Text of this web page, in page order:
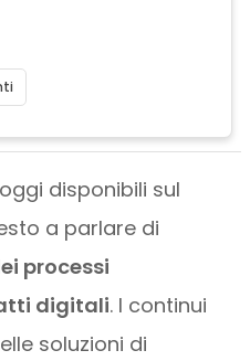
disponibili sul
a parlare di
processi
digitali. I continui
soluzioni di